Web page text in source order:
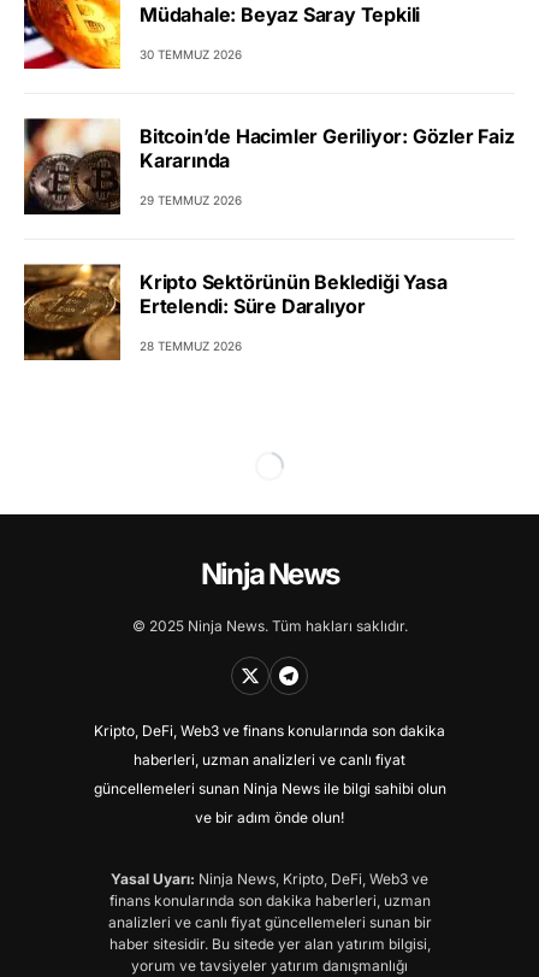
Müdahale: Beyaz Saray Tepkili
30 TEMMUZ 2026
Bitcoin’de Hacimler Geriliyor: Gözler Faiz
Kararında
29 TEMMUZ 2026
Kripto Sektörünün Beklediği Yasa
Ertelendi: Süre Daralıyor
28 TEMMUZ 2026
Ninja News
© 2025 Ninja News. Tüm hakları saklıdır.
Kripto, DeFi, Web3 ve finans konularında son dakika
haberleri, uzman analizleri ve canlı fiyat
güncellemeleri sunan Ninja News ile bilgi sahibi olun
ve bir adım önde olun!
Yasal Uyarı: Ninja News, Kripto, DeFi, Web3 ve
finans konularında son dakika haberleri, uzman
analizleri ve canlı fiyat güncellemeleri sunan bir
haber sitesidir. Bu sitede yer alan yatırım bilgisi,
yorum ve tavsiyeler yatırım danışmanlığı